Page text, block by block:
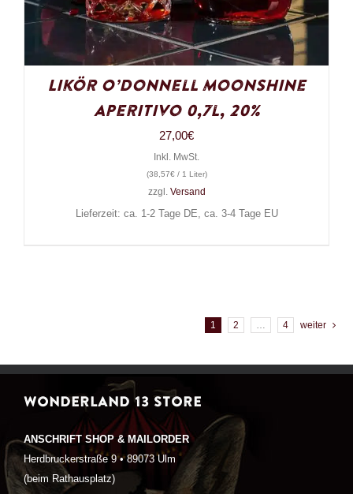
Likör O’Donnell Moonshine
Aperitivo 0,7l, 20%
27,00€
Inkl. MwSt.
(38,57€/ 1 Liter)
zzgl. Versand
Lieferzeit: ca. 1-2 Tage DE, ca. 3-4 Tage EU
1 2 … 4 weiter
WONDERLAND 13 STORE
ANSCHRIFT SHOP & MAILORDER
Herdbruckerstraße 9 • 89073 Ulm
(beim Rathausplatz)